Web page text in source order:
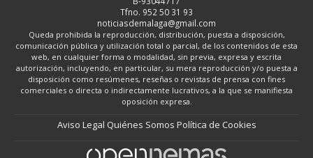
Tfno. 952 50 31 93
noticiasdemalaga@gmail.com
Queda prohibida la reproducción, distribución, puesta a disposición,
comunicación pública y utilización total o parcial, de los contenidos de esta
web, en cualquier forma o modalidad, sin previa, expresa y escrita
autorización, incluyendo, en particular, su mera reproducción y/o puesta a
disposición como resúmenes, reseñas o revistas de prensa con fines
comerciales o directa o indirectamente lucrativos, a la que se manifiesta
oposición expresa.
Aviso Legal Quiénes Somos Política de Cookies